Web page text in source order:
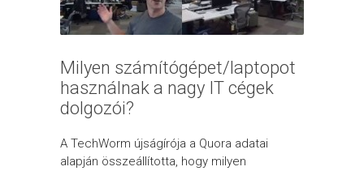
Milyen számítógépet/laptopot
használnak a nagy IT cégek
dolgozói?
A TechWorm újságírója a Quora adatai
alapján összeállította, hogy milyen